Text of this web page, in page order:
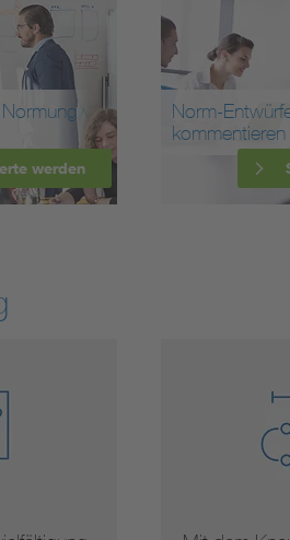
werden
Norm-
kommentieren